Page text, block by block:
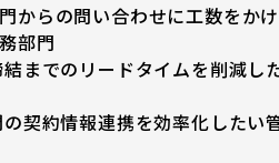
からの問い合わせに工数をか
部門
結までのリードタイムを削減し
の契約情報連携を効率化したい